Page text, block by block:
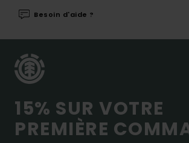
Besoin d'aide ?
15% SUR VOTRE
PREMIÈRE